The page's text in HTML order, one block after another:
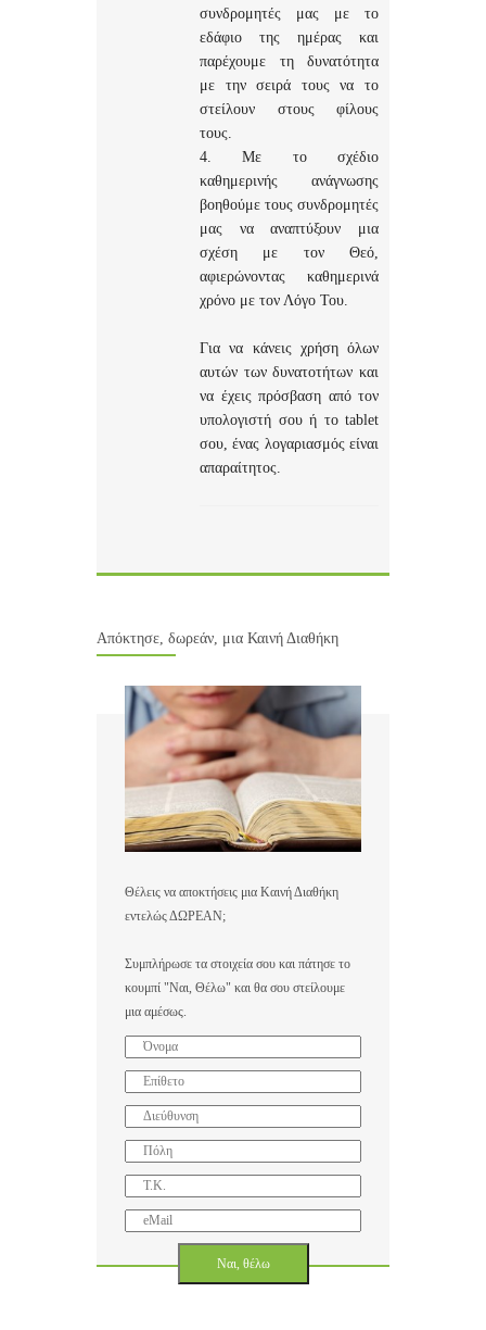
συνδρομητές μας με το
εδάφιο της ημέρας και
παρέχουμε τη δυνατότητα
με την σειρά τους να το
στείλουν στους φίλους
τους.
4. Με το σχέδιο
καθημερινής ανάγνωσης
βοηθούμε τους συνδρομητές
μας να αναπτύξουν μια
σχέση με τον Θεό,
αφιερώνοντας καθημερινά
χρόνο με τον Λόγο Του.
Για να κάνεις χρήση όλων
αυτών των δυνατοτήτων και
να έχεις πρόσβαση από τον
υπολογιστή σου ή το tablet
σου, ένας λογαριασμός είναι
απαραίτητος.
Απόκτησε, δωρεάν, μια Καινή Διαθήκη
Θέλεις να αποκτήσεις μια Καινή Διαθήκη
εντελώς ΔΩΡΕΑΝ;
Συμπλήρωσε τα στοιχεία σου και πάτησε το
κουμπί "Ναι, Θέλω" και θα σου στείλουμε
μια αμέσως.
Ναι, θέλω